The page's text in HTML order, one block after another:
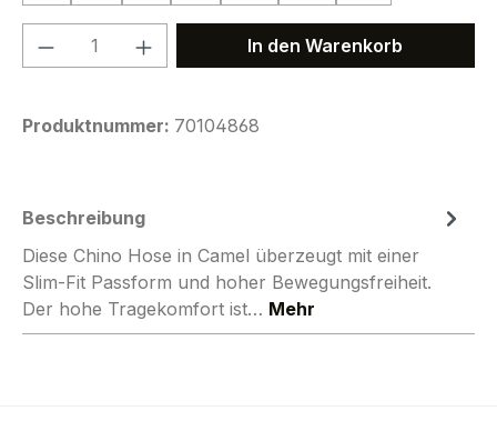
Produkt Anzahl: Gib denIn den Warenkorb
Produktnummer: 70104868
Beschreibung
Diese Chino Hose in Camel überzeugt mit einer
Slim-Fit Passform und hoher Bewegungsfreiheit.
Der hohe Tragekomfort ist… Mehr